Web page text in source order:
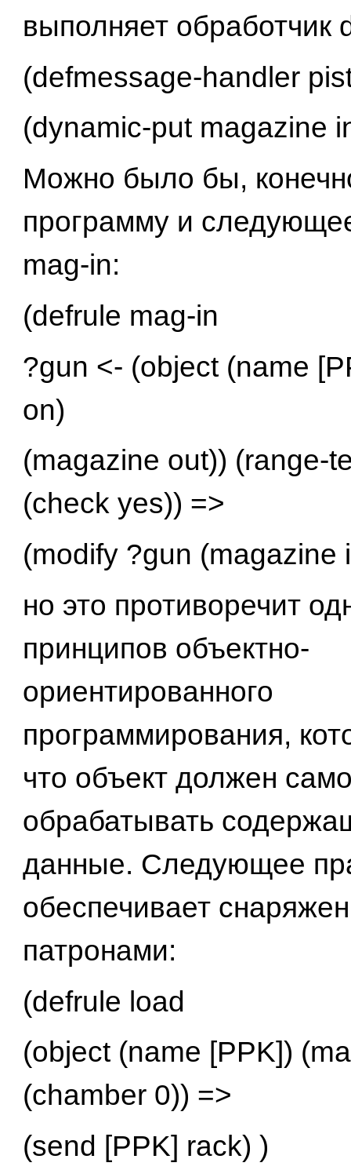
выполняет обработчик
(defmessage-handler
(dynamic-put magazine
Можно было бы,
программу и
mag-in:
(defrule mag-in
?gun <- (object (name
on)
(magazine out)) (range-
(check yes)) =>
(modify ?gun (magazine
но это противоречит
принципов объектно-
ориентированного
программирования,
что объект должен
обрабатывать
данные. Следующее
обеспечивает
патронами:
(defrule load
(object (name [PPK])
(chamber 0)) =>
(send [PPK] rack) )